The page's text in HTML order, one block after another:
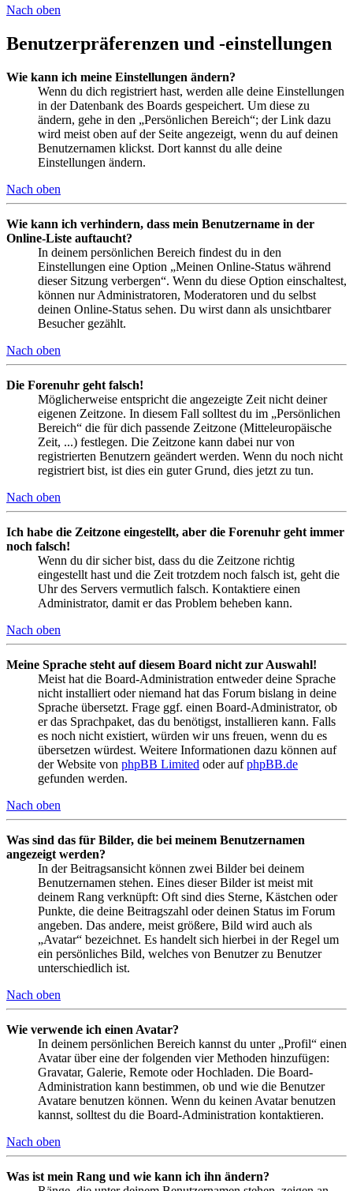
Nach oben
Benutzerpräferenzen und -einstellungen
Wie kann ich meine Einstellungen ändern?
Wenn du dich registriert hast, werden alle deine Einstellungen
in der Datenbank des Boards gespeichert. Um diese zu
ändern, gehe in den „Persönlichen Bereich“; der Link dazu
wird meist oben auf der Seite angezeigt, wenn du auf deinen
Benutzernamen klickst. Dort kannst du alle deine
Einstellungen ändern.
Nach oben
Wie kann ich verhindern, dass mein Benutzername in der
Online-Liste auftaucht?
In deinem persönlichen Bereich findest du in den
Einstellungen eine Option „Meinen Online-Status während
dieser Sitzung verbergen“. Wenn du diese Option einschaltest,
können nur Administratoren, Moderatoren und du selbst
deinen Online-Status sehen. Du wirst dann als unsichtbarer
Besucher gezählt.
Nach oben
Die Forenuhr geht falsch!
Möglicherweise entspricht die angezeigte Zeit nicht deiner
eigenen Zeitzone. In diesem Fall solltest du im „Persönlichen
Bereich“ die für dich passende Zeitzone (Mitteleuropäische
Zeit, ...) festlegen. Die Zeitzone kann dabei nur von
registrierten Benutzern geändert werden. Wenn du noch nicht
registriert bist, ist dies ein guter Grund, dies jetzt zu tun.
Nach oben
Ich habe die Zeitzone eingestellt, aber die Forenuhr geht immer
noch falsch!
Wenn du dir sicher bist, dass du die Zeitzone richtig
eingestellt hast und die Zeit trotzdem noch falsch ist, geht die
Uhr des Servers vermutlich falsch. Kontaktiere einen
Administrator, damit er das Problem beheben kann.
Nach oben
Meine Sprache steht auf diesem Board nicht zur Auswahl!
Meist hat die Board-Administration entweder deine Sprache
nicht installiert oder niemand hat das Forum bislang in deine
Sprache übersetzt. Frage ggf. einen Board-Administrator, ob
er das Sprachpaket, das du benötigst, installieren kann. Falls
es noch nicht existiert, würden wir uns freuen, wenn du es
übersetzen würdest. Weitere Informationen dazu können auf
der Website von phpBB Limited oder aufphpBB.de
gefunden werden.
Nach oben
Was sind das für Bilder, die bei meinem Benutzernamen
angezeigt werden?
In der Beitragsansicht können zwei Bilder bei deinem
Benutzernamen stehen. Eines dieser Bilder ist meist mit
deinem Rang verknüpft: Oft sind dies Sterne, Kästchen oder
Punkte, die deine Beitragszahl oder deinen Status im Forum
angeben. Das andere, meist größere, Bild wird auch als
„Avatar“ bezeichnet. Es handelt sich hierbei in der Regel um
ein persönliches Bild, welches von Benutzer zu Benutzer
unterschiedlich ist.
Nach oben
Wie verwende ich einen Avatar?
In deinem persönlichen Bereich kannst du unter „Profil“ einen
Avatar über eine der folgenden vier Methoden hinzufügen:
Gravatar, Galerie, Remote oder Hochladen. Die Board-
Administration kann bestimmen, ob und wie die Benutzer
Avatare benutzen können. Wenn du keinen Avatar benutzen
kannst, solltest du die Board-Administration kontaktieren.
Nach oben
Was ist mein Rang und wie kann ich ihn ändern?